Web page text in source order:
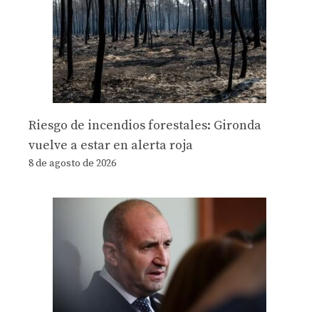
Riesgo de incendios forestales: Gironda
vuelve a estar en alerta roja
8 de agosto de 2026